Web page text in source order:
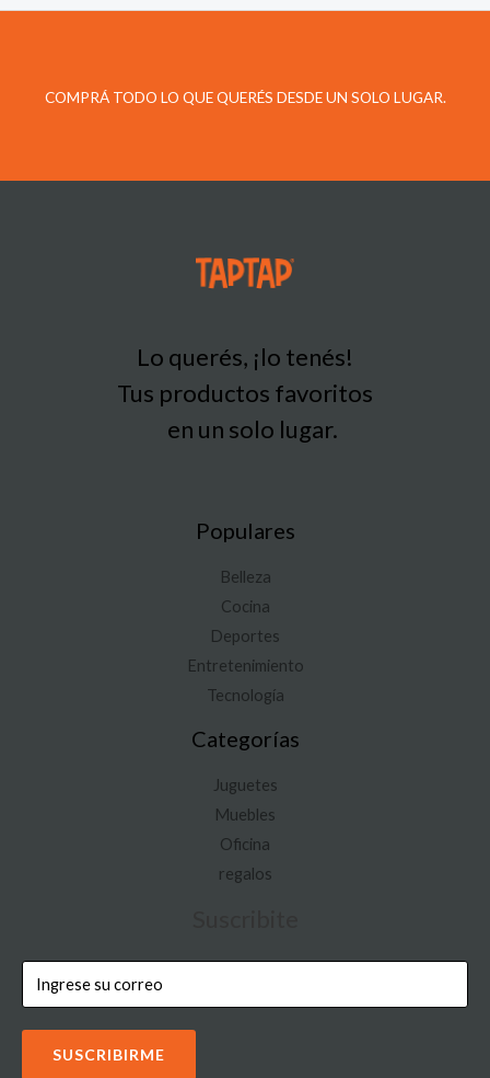
COMPRÁ TODO LO QUE QUERÉS DESDE UN SOLO LUGAR.
Lo querés, ¡lo tenés!
Tus productos favoritos
en un solo lugar.
Populares
Belleza
Cocina
Deportes
Entretenimiento
Tecnología
Categorías
Juguetes
Muebles
Oficina
regalos
SUSCRIBIRME